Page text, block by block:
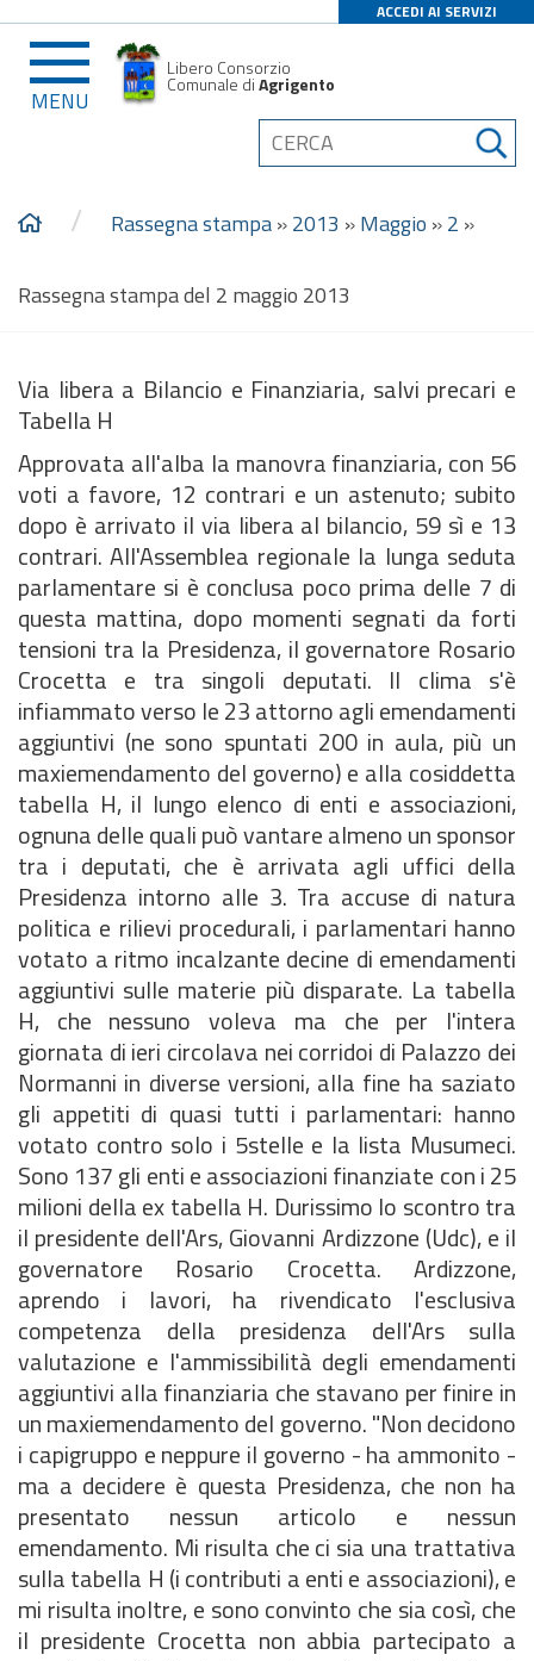
ACCEDI AI SERVIZI
MENU
Libero Consorzio
Comunale diAgrigento
/ Rassegna stampa»2013 »Maggio »2 »
Rassegna stampa del 2 maggio 2013
Via libera a Bilancio e Finanziaria, salvi precari e
Tabella H
Approvata all'alba la manovra finanziaria, con 56
voti a favore, 12 contrari e un astenuto; subito
dopo è arrivato il via libera al bilancio, 59 sì e 13
contrari. All'Assemblea regionale la lunga seduta
parlamentare si è conclusa poco prima delle 7 di
questa mattina, dopo momenti segnati da forti
tensioni tra la Presidenza, il governatore Rosario
Crocetta e tra singoli deputati. Il clima s'è
infiammato verso le 23 attorno agli emendamenti
aggiuntivi (ne sono spuntati 200 in aula, più un
maxiemendamento del governo) e alla cosiddetta
tabella H, il lungo elenco di enti e associazioni,
ognuna delle quali può vantare almeno un sponsor
tra i deputati, che è arrivata agli uffici della
Presidenza intorno alle 3. Tra accuse di natura
politica e rilievi procedurali, i parlamentari hanno
votato a ritmo incalzante decine di emendamenti
aggiuntivi sulle materie più disparate. La tabella
H, che nessuno voleva ma che per l'intera
giornata di ieri circolava nei corridoi di Palazzo dei
Normanni in diverse versioni, alla fine ha saziato
gli appetiti di quasi tutti i parlamentari: hanno
votato contro solo i 5stelle e la lista Musumeci.
Sono 137 gli enti e associazioni finanziate con i 25
milioni della ex tabella H. Durissimo lo scontro tra
il presidente dell'Ars, Giovanni Ardizzone (Udc), e il
governatore Rosario Crocetta. Ardizzone,
aprendo i lavori, ha rivendicato l'esclusiva
competenza della presidenza dell'Ars sulla
valutazione e l'ammissibilità degli emendamenti
aggiuntivi alla finanziaria che stavano per finire in
un maxiemendamento del governo. "Non decidono
i capigruppo e neppure il governo - ha ammonito -
ma a decidere è questa Presidenza, che non ha
presentato nessun articolo e nessun
emendamento. Mi risulta che ci sia una trattativa
sulla tabella H (i contributi a enti e associazioni), e
mi risulta inoltre, e sono convinto che sia così, che
il presidente Crocetta non abbia partecipato a